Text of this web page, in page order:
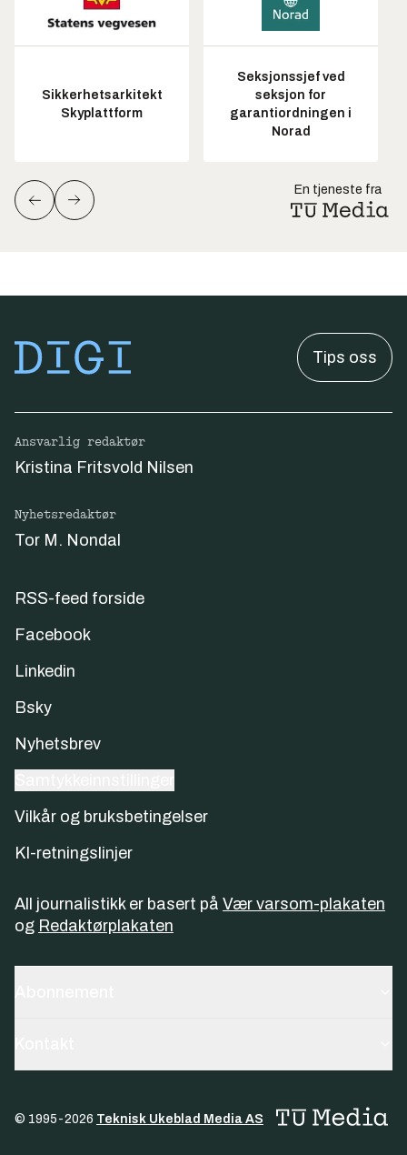
Sikkerhetsarkitekt
Skyplattform
Seksjonssjef ved
seksjon for
garantiordningen i
Norad
En tjeneste fra
Tips oss
Ansvarlig redaktør
Kristina Fritsvold Nilsen
Nyhetsredaktør
Tor M. Nondal
RSS-feed forside
Facebook
Linkedin
Bsky
Nyhetsbrev
Vilkår og bruksbetingelser
KI-retningslinjer
All journalistikk er basert på Vær varsom-plakaten
og Redaktørplakaten
© 1995-2026 Teknisk Ukeblad Media AS